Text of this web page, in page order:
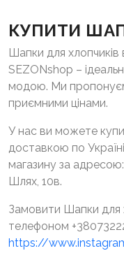
КУПИТИ
Шапки для хлопчиків
SEZONshop –
модою. Ми
приємними цінами.
У нас ви можете
доставкою по
магазину за
Шлях, 10в.
Замовити Шапки для
телефоном
https://